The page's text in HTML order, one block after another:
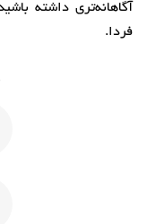
آگاهانه‌تری داشته
فردا.